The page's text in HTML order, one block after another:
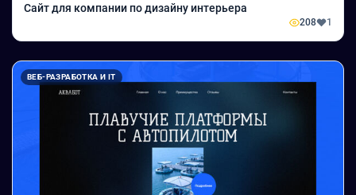
Сайт для компании по дизайну интерьера
208 1
ВЕБ-РАЗРАБОТКА И IT